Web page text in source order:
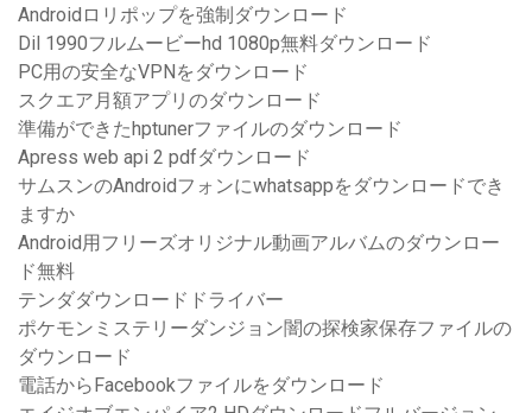
Androidロリポップを強制ダウンロード
Dil 1990フルムービーhd 1080p無料ダウンロード
PC用の安全なVPNをダウンロード
スクエア月額アプリのダウンロード
準備ができたhptunerファイルのダウンロード
Apress web api 2 pdfダウンロード
サムスンのAndroidフォンにwhatsappをダウンロードでき
ますか
Android用フリーズオリジナル動画アルバムのダウンロー
ド無料
テンダダウンロードドライバー
ポケモンミステリーダンジョン闇の探検家保存ファイルの
ダウンロード
電話からFacebookファイルをダウンロード